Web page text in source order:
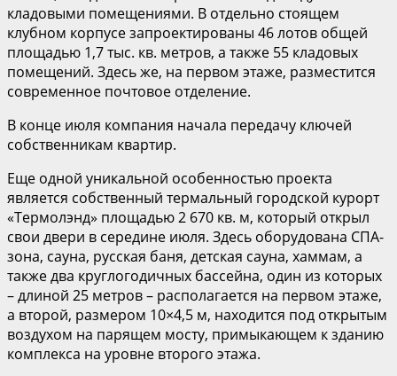
кладовыми помещениями. В отдельно стоящем
клубном корпусе запроектированы 46 лотов общей
площадью 1,7 тыс. кв. метров, а также 55 кладовых
помещений. Здесь же, на первом этаже, разместится
современное почтовое отделение.
В конце июля компания начала передачу ключей
собственникам квартир.
Еще одной уникальной особенностью проекта
является собственный термальный городской курорт
«Термолэнд» площадью 2 670 кв. м, который открыл
свои двери в середине июля. Здесь оборудована СПА-
зона, сауна, русская баня, детская сауна, хаммам, а
также два круглогодичных бассейна, один из которых
– длиной 25 метров – располагается на первом этаже,
а второй, размером 10×4,5 м, находится под открытым
воздухом на парящем мосту, примыкающем к зданию
комплекса на уровне второго этажа.